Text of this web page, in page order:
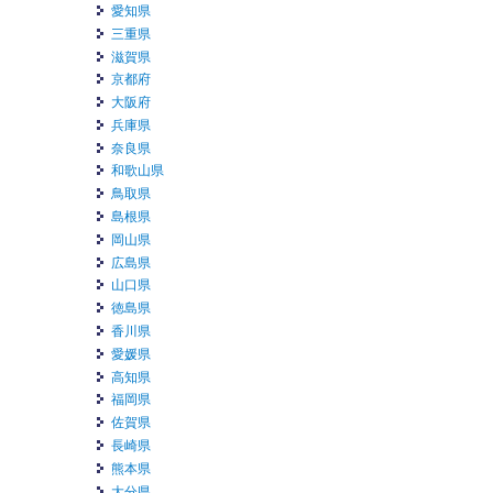
愛知県
三重県
滋賀県
京都府
大阪府
兵庫県
奈良県
和歌山県
鳥取県
島根県
岡山県
広島県
山口県
徳島県
香川県
愛媛県
高知県
福岡県
佐賀県
長崎県
熊本県